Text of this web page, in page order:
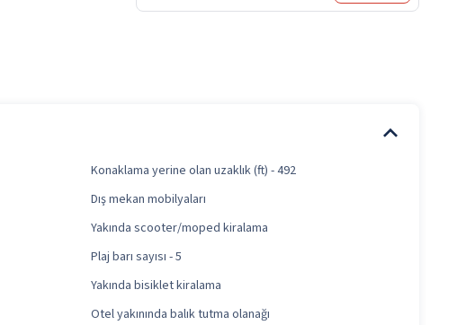
Konaklama yerine olan uzaklık (ft) - 492
Dış mekan mobilyaları
Yakında scooter/moped kiralama
Plaj barı sayısı - 5
Yakında bisiklet kiralama
Otel yakınında balık tutma olanağı